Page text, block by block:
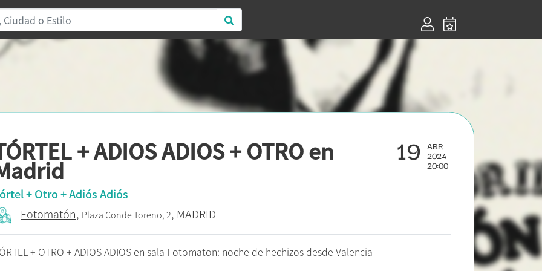
+ ADIOS ADIOS + OTRO en 19 ABR
2024
20:00
+ Otro + Adiós Adiós
Fotomatón, Plaza Conde Toreno, 2, MADRID
+ OTRO + ADIOS ADIOS en sala Fotomaton: noche de hechizos desde Valencia